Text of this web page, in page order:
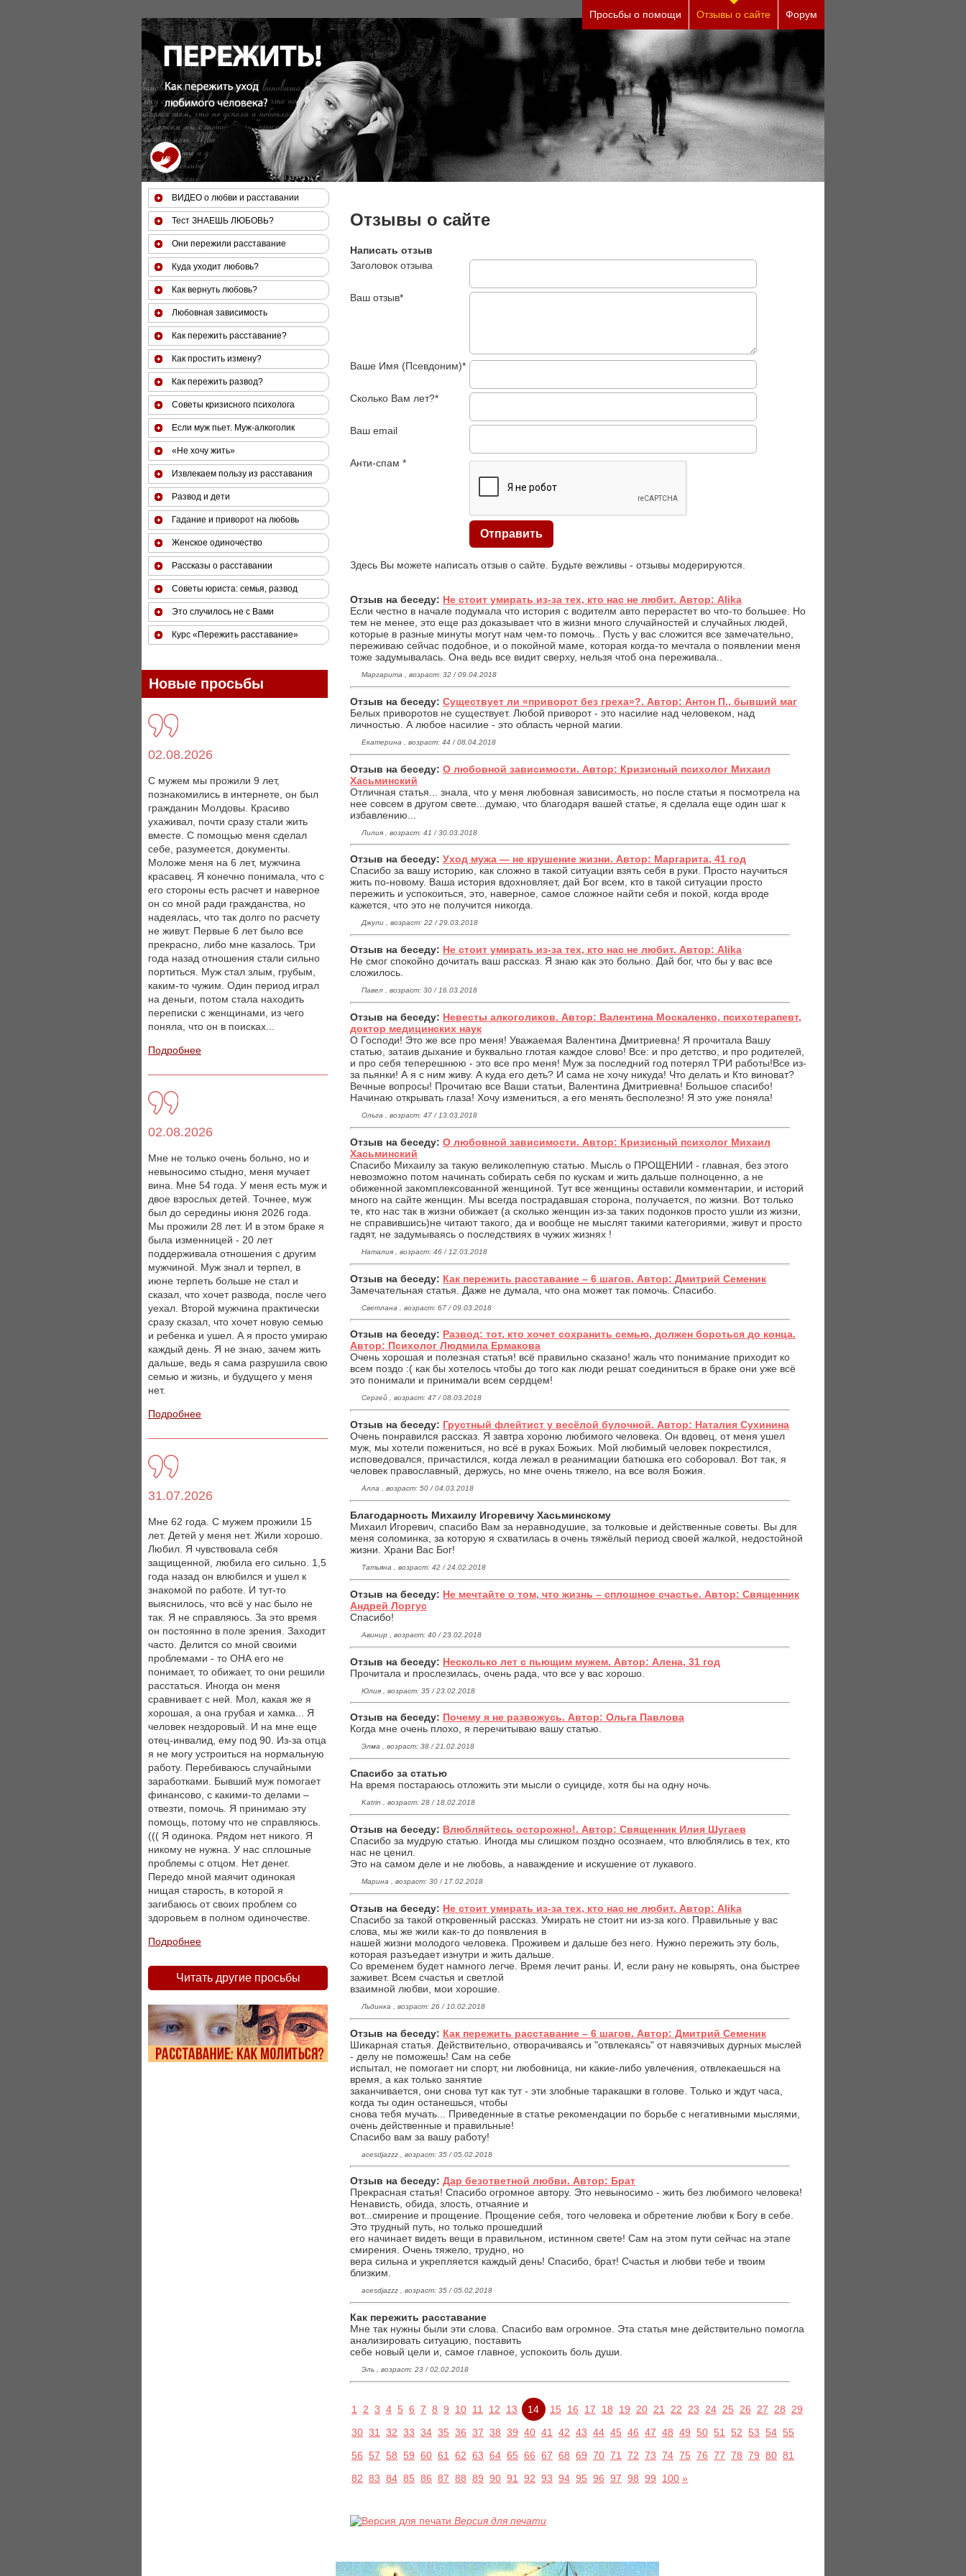
За 50 минут Вы можете оценить тяжесть своего состояния и его психологические причины (бесплатно)
Просьбы о помощи Отзывы о сайте Форум
Отзывы о сайте
Написать отзыв
Заголовок отзыва
Ваш отзыв*
Ваше Имя (Псевдоним)*
Сколько Вам лет?*
Ваш email
Анти-спам *
Здесь Вы можете написать отзыв о сайте. Будьте вежливы - отзывы модерируются.
Отзыв на беседу: Не стоит умирать из-за тех, кто нас не любит. Автор: Alika
Если честно в начале подумала что история с водителм авто перерастет во что-то большее. Но
тем не менее, это еще раз доказывает что в жизни много случайностей и случайных людей,
которые в разные минуты могут нам чем-то помочь.. Пусть у вас сложится все замечательно,
переживаю сейчас подобное, и о покойной маме, которая когда-то мечтала о появлении меня
тоже задумывалась. Она ведь все видит сверху, нельзя чтоб она переживала..
Маргарита , возраст: 32 / 09.04.2018
Отзыв на беседу: Существует ли «приворот без греха»?. Автор: Антон П., бывший маг
Белых приворотов не существует. Любой приворот - это насилие над человеком, над
личностью. А любое насилие - это область черной магии.
Екатерина , возраст: 44 / 08.04.2018
Отзыв на беседу: О любовной зависимости. Автор: Кризисный психолог Михаил
Хасьминский
Отличная статья... знала, что у меня любовная зависимость, но после статьи я посмотрела на
нее совсем в другом свете...думаю, что благодаря вашей статье, я сделала еще один шаг к
избавлению...
Лилия , возраст: 41 / 30.03.2018
Отзыв на беседу: Уход мужа — не крушение жизни. Автор: Маргарита, 41 год
Спасибо за вашу историю, как сложно в такой ситуации взять себя в руки. Просто научиться
жить по-новому. Ваша история вдохновляет, дай Бог всем, кто в такой ситуации просто
пережить и успокоиться, это, наверное, самое сложное найти себя и покой, когда вроде
кажется, что это не получится никогда.
Джули , возраст: 22 / 29.03.2018
Отзыв на беседу: Не стоит умирать из-за тех, кто нас не любит. Автор: Alika
Не смог спокойно дочитать ваш рассказ. Я знаю как это больно. Дай бог, что бы у вас все
сложилось.
Павел , возраст: 30 / 16.03.2018
Отзыв на беседу: Невесты алкоголиков. Автор: Валентина Москаленко, психотерапевт,
доктор медицинских наук
О Господи! Это же все про меня! Уважаемая Валентина Дмитриевна! Я прочитала Вашу
статью, затаив дыхание и буквально глотая каждое слово! Все: и про детство, и про родителей,
и про себя теперешнюю - это все про меня! Муж за последний год потерял ТРИ работы!Все из-
за пьянки! А я с ним живу. А куда его деть? И сама не хочу никуда! Что делать и Кто виноват?
Вечные вопросы! Прочитаю все Ваши статьи, Валентина Дмитриевна! Большое спасибо!
Начинаю открывать глаза! Хочу измениться, а его менять бесполезно! Я это уже поняла!
Ольга , возраст: 47 / 13.03.2018
Отзыв на беседу: О любовной зависимости. Автор: Кризисный психолог Михаил
Хасьминский
Спасибо Михаилу за такую великолепную статью. Мысль о ПРОЩЕНИИ - главная, без этого
невозможно потом начинать собирать себя по кускам и жить дальше полноценно, а не
обиженной закомплексованной женщиной. Тут все женщины оставили комментарии, и историй
много на сайте женщин. Мы всегда пострадавшая сторона, получается, по жизни. Вот только
те, кто нас так в жизни обижает (а сколько женщин из-за таких подонков просто ушли из жизни,
не справившись)не читают такого, да и вообще не мыслят такими категориями, живут и просто
гадят, не задумываясь о последствиях в чужих жизнях !
Наталия , возраст: 46 / 12.03.2018
Отзыв на беседу: Как пережить расставание – 6 шагов. Автор: Дмитрий Семеник
Замечательная статья. Даже не думала, что она может так помочь. Спасибо.
Светлана , возраст: 67 / 09.03.2018
Отзыв на беседу: Развод: тот, кто хочет сохранить семью, должен бороться до конца.
Автор: Психолог Людмила Ермакова
Очень хорошая и полезная статья! всё правильно сказано! жаль что понимание приходит ко
всем поздо :( как бы хотелось чтобы до того как люди решат соединиться в браке они уже всё
это понимали и принимали всем сердцем!
Сергей , возраст: 47 / 08.03.2018
Отзыв на беседу: Грустный флейтист у весёлой булочной. Автор: Наталия Сухинина
Очень понравился рассказ. Я завтра хороню любимого человека. Он вдовец, от меня ушел
муж, мы хотели пожениться, но всё в руках Божьих. Мой любимый человек покрестился,
исповедовался, причастился, когда лежал в реанимации батюшка его соборовал. Вот так, я
человек православный, держусь, но мне очень тяжело, на все воля Божия.
Алла , возраст: 50 / 04.03.2018
Благодарность Михаилу Игоревичу Хасьминскому
Михаил Игоревич, спасибо Вам за неравнодушие, за толковые и действенные советы. Вы для
меня соломинка, за которую я схватилась в очень тяжёлый период своей жалкой, недостойной
жизни. Храни Вас Бог!
Татьяна , возраст: 42 / 24.02.2018
Отзыв на беседу: Не мечтайте о том, что жизнь – сплошное счастье. Автор: Священник
Андрей Лоргус
Спасибо!
Авинир , возраст: 40 / 23.02.2018
Отзыв на беседу: Несколько лет с пьющим мужем. Автор: Алена, 31 год
Прочитала и прослезилась, очень рада, что все у вас хорошо.
Юлия , возраст: 35 / 23.02.2018
Отзыв на беседу: Почему я не развожусь. Автор: Ольга Павлова
Когда мне очень плохо, я перечитываю вашу статью.
Элма , возраст: 38 / 21.02.2018
Спасибо за статью
На время постараюсь отложить эти мысли о суициде, хотя бы на одну ночь.
Katrin , возраст: 28 / 18.02.2018
Отзыв на беседу: Влюбляйтесь осторожно!. Автор: Священник Илия Шугаев
Спасибо за мудрую статью. Иногда мы слишком поздно осознаем, что влюблялись в тех, кто
нас не ценил.
Это на самом деле и не любовь, а наваждение и искушение от лукавого.
Марина , возраст: 30 / 17.02.2018
Отзыв на беседу: Не стоит умирать из-за тех, кто нас не любит. Автор: Alika
Спасибо за такой откровенный рассказ. Умирать не стоит ни из-за кого. Правильные у вас
слова, мы же жили как-то до появления в
нашей жизни молодого человека. Проживем и дальше без него. Нужно пережить эту боль,
которая разъедает изнутри и жить дальше.
Со временем будет намного легче. Время лечит раны. И, если рану не ковырять, она быстрее
заживет. Всем счастья и светлой
взаимной любви, мои хорошие.
Льдинка , возраст: 26 / 10.02.2018
Отзыв на беседу: Как пережить расставание – 6 шагов. Автор: Дмитрий Семеник
Шикарная статья. Действительно, отворачиваясь и "отвлекаясь" от навязчивых дурных мыслей
- делу не поможешь! Сам на себе
испытал, не помогает ни спорт, ни любовница, ни какие-либо увлечения, отвлекаешься на
время, а как только занятие
заканчивается, они снова тут как тут - эти злобные таракашки в голове. Только и ждут часа,
когда ты один останешься, чтобы
снова тебя мучать... Приведенные в статье рекомендации по борьбе с негативными мыслями,
очень действенные и правильные!
Спасибо вам за вашу работу!
acesdjazzz , возраст: 35 / 05.02.2018
Отзыв на беседу: Дар безответной любви. Автор: Брат
Прекрасная статья! Спасибо огромное автору. Это невыносимо - жить без любимого человека!
Ненависть, обида, злость, отчаяние и
вот...смирение и прощение. Прощение себя, того человека и обретение любви к Богу в себе.
Это трудный путь, но только прошедший
его начинает видеть вещи в правильном, истинном свете! Сам на этом пути сейчас на этапе
смирения. Очень тяжело, трудно, но
вера сильна и укрепляется каждый день! Спасибо, брат! Счастья и любви тебе и твоим
близким.
acesdjazzz , возраст: 35 / 05.02.2018
Как пережить расставание
Мне так нужны были эти слова. Спасибо вам огромное. Эта статья мне действительно помогла
анализировать ситуацию, поставить
себе новый цели и, самое главное, успокоить боль души.
Эль , возраст: 23 / 02.02.2018
1 2 3 4 5 6 7 8 9 10 11 12 13 14 15 16 17 18 19 20 21 22 23 24 25 26 27 28
29
30 31 32 33 34 35 36 37 38 39 40 41 42 43 44 45 46 47 48 49 50 51 52 53 54 55
56
57 58 59 60 61 62 63 64 65 66 67 68 69 70 71 72 73 74 75 76 77 78 79 80 81
82 83 84 85 86 87 88 89 90 91 92 93 94 95 96 97 98 99 100 »
Версия для печати
ВИДЕО о любви и расставании
Тест ЗНАЕШЬ ЛЮБОВЬ?
Они пережили расставание
Куда уходит любовь?
Как вернуть любовь?
Любовная зависимость
Как пережить расставание?
Как простить измену?
Как пережить развод?
Советы кризисного психолога
Если муж пьет. Муж-алкоголик
«Не хочу жить»
Извлекаем пользу из расставания
Развод и дети
Гадание и приворот на любовь
Женское одиночество
Рассказы о расставании
Советы юриста: семья, развод
Это случилось не с Вами
Курс «Пережить расставание»
Новые просьбы
02.08.2026
С мужем мы прожили 9 лет,
познакомились в интернете, он был
гражданин Молдовы. Красиво
ухаживал, почти сразу стали жить
вместе. С помощью меня сделал
себе, разумеется, документы.
Моложе меня на 6 лет, мужчина
красавец. Я конечно понимала, что с
его стороны есть расчет и наверное
он со мной ради гражданства, но
надеялась, что так долго по расчету
не живут. Первые 6 лет было все
прекрасно, либо мне казалось. Три
года назад отношения стали сильно
портиться. Муж стал злым, грубым,
каким-то чужим. Один период играл
на деньги, потом стала находить
переписки с женщинами, из чего
поняла, что он в поисках...
Подробнее
02.08.2026
Мне не только очень больно, но и
невыносимо стыдно, меня мучает
вина. Мне 54 года. У меня есть муж и
двое взрослых детей. Точнее, муж
был до середины июня 2026 года.
Мы прожили 28 лет. И в этом браке я
была изменницей - 20 лет
поддерживала отношения с другим
мужчиной. Муж знал и терпел, в
июне терпеть больше не стал и
сказал, что хочет развода, после чего
уехал. Второй мужчина практически
сразу сказал, что хочет новую семью
и ребенка и ушел. А я просто умираю
каждый день. Я не знаю, зачем жить
дальше, ведь я сама разрушила свою
семью и жизнь, и будущего у меня
нет.
Подробнее
31.07.2026
Мне 62 года. С мужем прожили 15
лет. Детей у меня нет. Жили хорошо.
Любил. Я чувствовала себя
защищенной, любила его сильно. 1,5
года назад он влюбился и ушел к
знакомой по работе. И тут-то
выяснилось, что всё у нас было не
так. Я не справляюсь. За это время
он постоянно в поле зрения. Заходит
часто. Делится со мной своими
проблемами - то ОНА его не
понимает, то обижает, то они решили
расстаться. Иногда он меня
сравнивает с ней. Мол, какая же я
хорошая, а она грубая и хамка... Я
человек нездоровый. И на мне еще
отец-инвалид, ему под 90. Из-за отца
я не могу устроиться на нормальную
работу. Перебиваюсь случайными
заработками. Бывший муж помогает
финансово, с какими-то делами –
отвезти, помочь. Я принимаю эту
помощь, потому что не справляюсь.
((( Я одинока. Рядом нет никого. Я
никому не нужна. У нас сплошные
проблемы с отцом. Нет денег.
Передо мной маячит одинокая
нищая старость, в которой я
загибаюсь от своих проблем со
здоровьем в полном одиночестве.
Подробнее
Читать другие просьбы